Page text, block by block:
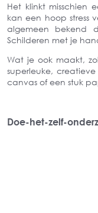
Het klinkt misschien
kan een hoop stress
algemeen bekend
Schilderen met je
Wat je ook maakt,
superleuke,
canvas of een stuk
Doe-het-zelf-